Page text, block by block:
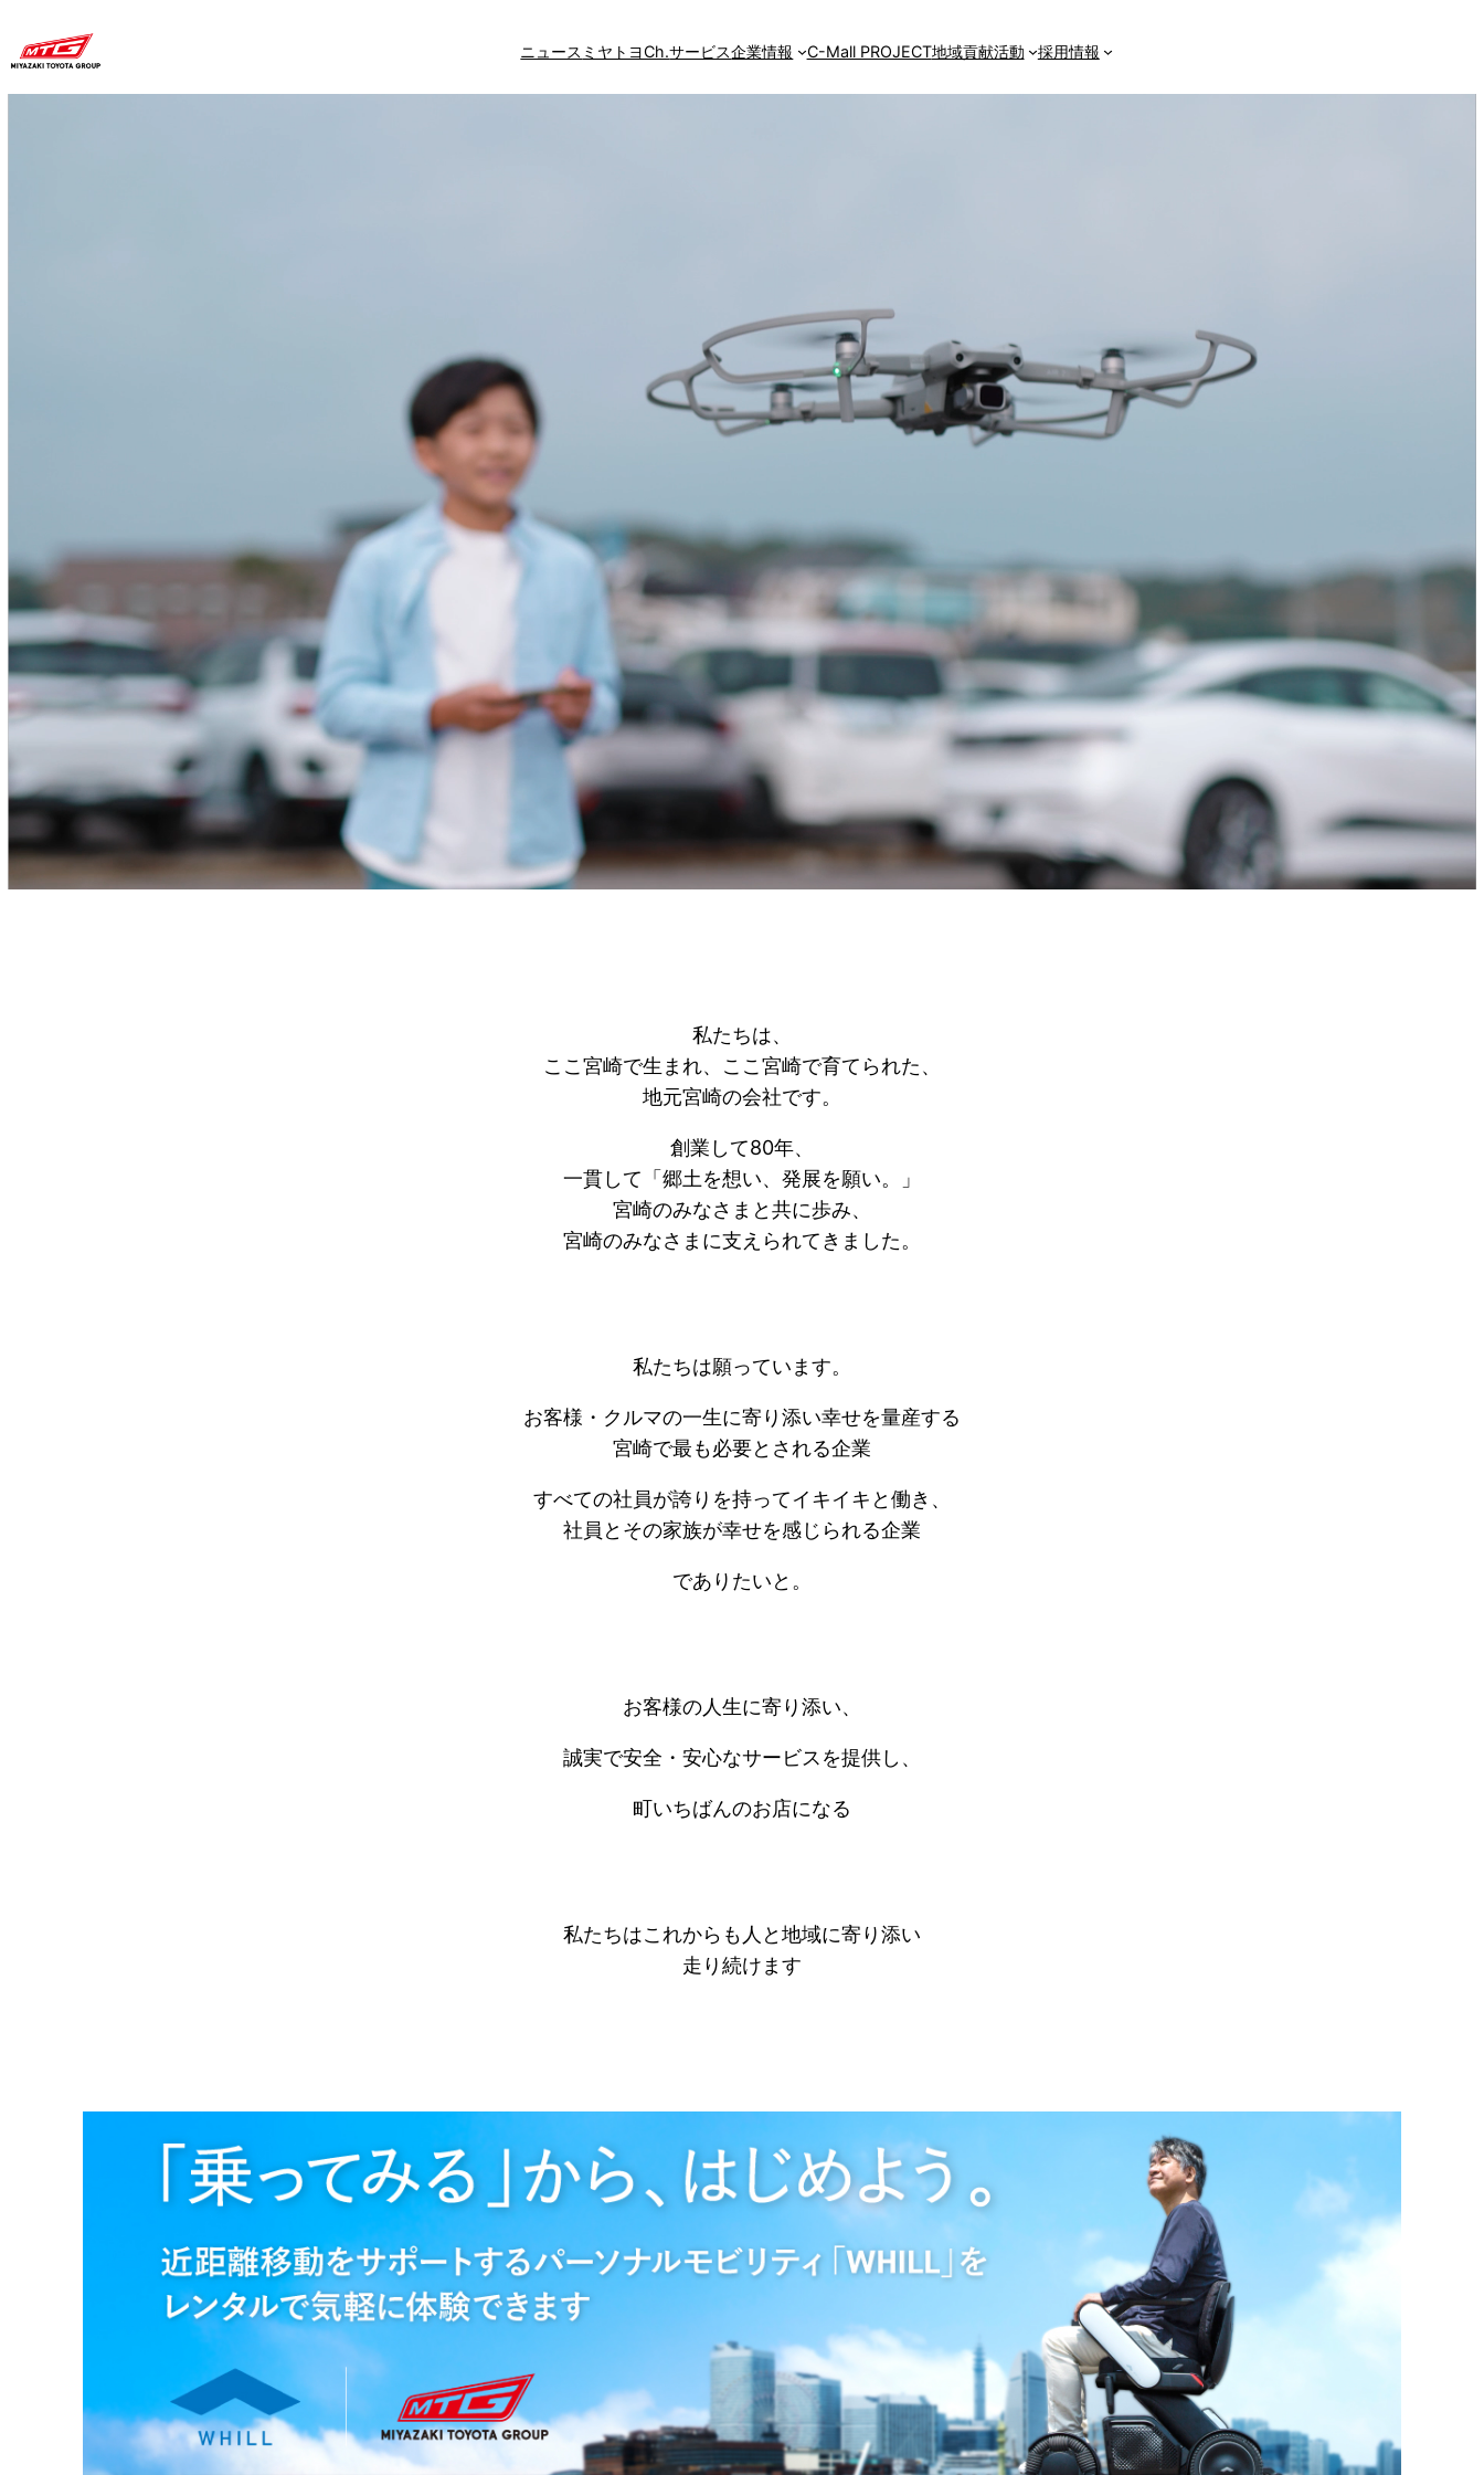
ニュース ミヤトヨCh.サービス企業情報 C-Mall PROJECT地域貢献活動 採用情報
私たちは、
ここ宮崎で生まれ、ここ宮崎で育てられた、
地元宮崎の会社です。
創業して80年、
一貫して「郷土を想い、発展を願い。」
宮崎のみなさまと共に歩み、
宮崎のみなさまに支えられてきました。
私たちは願っています。
お客様・クルマの一生に寄り添い幸せを量産する
宮崎で最も必要とされる企業
すべての社員が誇りを持ってイキイキと働き、
社員とその家族が幸せを感じられる企業
でありたいと。
お客様の人生に寄り添い、
誠実で安全・安心なサービスを提供し、
町いちばんのお店になる
私たちはこれからも人と地域に寄り添い
走り続けます